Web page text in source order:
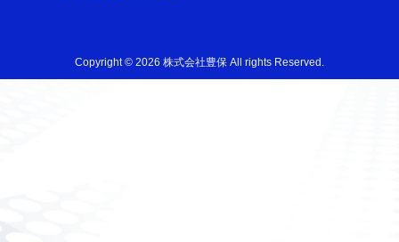
Copyright © 2026 株式会社豊保 All rights Reserved.